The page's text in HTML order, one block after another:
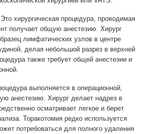
. Это хирургическая процедура, проводимая
получает общую анестезию. Хирург
лимфатических узлов в центре
делая небольшой разрез в верхней
также требует общей анестезии и
выполняется в операционной,
анестезию. Хирург делает надрез в
осматривает легкое и берет
Торакотомия редко используется
потребоваться для полного удаления